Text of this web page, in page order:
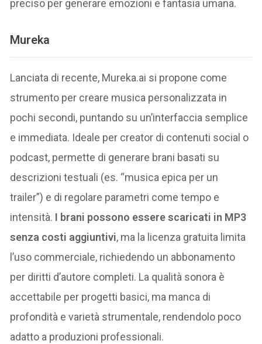
preciso per generare emozioni e fantasia umana.
Mureka
Lanciata di recente, Mureka.ai si propone come
strumento per creare musica personalizzata in
pochi secondi, puntando su un’interfaccia semplice
e immediata. Ideale per creator di contenuti social o
podcast, permette di generare brani basati su
descrizioni testuali (es. “musica epica per un
trailer”) e di regolare parametri come tempo e
intensità. I brani possono essere scaricati in MP3
senza costi aggiuntivi, ma la licenza gratuita limita
l’uso commerciale, richiedendo un abbonamento
per diritti d’autore completi. La qualità sonora è
accettabile per progetti basici, ma manca di
profondità e varietà strumentale, rendendolo poco
adatto a produzioni professionali.